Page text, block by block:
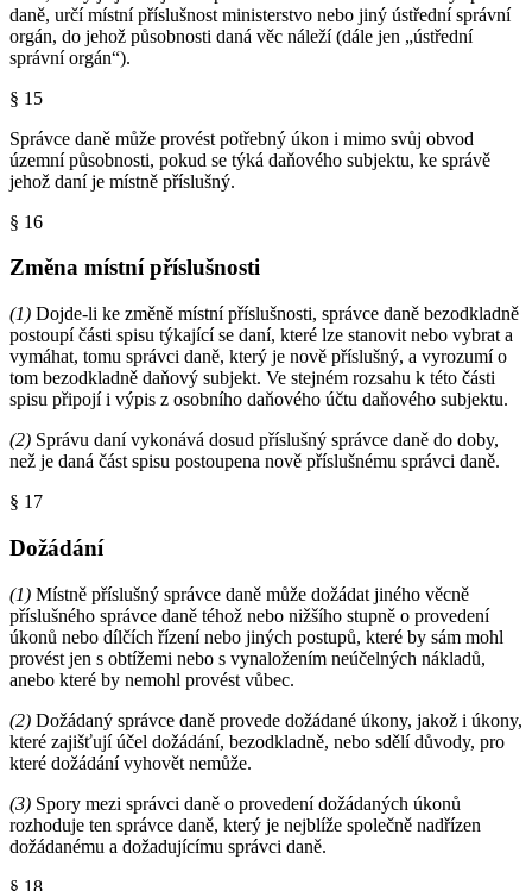
daně, určí místní příslušnost ministerstvo nebo jiný ústřední správní
orgán, do jehož působnosti daná věc náleží (dále jen „ústřední
správní orgán“).
§ 15
Správce daně může provést potřebný úkon i mimo svůj obvod
územní působnosti, pokud se týká daňového subjektu, ke správě
jehož daní je místně příslušný.
§ 16
Změna místní příslušnosti
(1) Dojde-li ke změně místní příslušnosti, správce daně bezodkladně
postoupí části spisu týkající se daní, které lze stanovit nebo vybrat a
vymáhat, tomu správci daně, který je nově příslušný, a vyrozumí o
tom bezodkladně daňový subjekt. Ve stejném rozsahu k této části
spisu připojí i výpis z osobního daňového účtu daňového subjektu.
(2) Správu daní vykonává dosud příslušný správce daně do doby,
než je daná část spisu postoupena nově příslušnému správci daně.
§ 17
Dožádání
(1) Místně příslušný správce daně může dožádat jiného věcně
příslušného správce daně téhož nebo nižšího stupně o provedení
úkonů nebo dílčích řízení nebo jiných postupů, které by sám mohl
provést jen s obtížemi nebo s vynaložením neúčelných nákladů,
anebo které by nemohl provést vůbec.
(2) Dožádaný správce daně provede dožádané úkony, jakož i úkony,
které zajišťují účel dožádání, bezodkladně, nebo sdělí důvody, pro
které dožádání vyhovět nemůže.
(3) Spory mezi správci daně o provedení dožádaných úkonů
rozhoduje ten správce daně, který je nejblíže společně nadřízen
dožádanému a dožadujícímu správci daně.
§ 18